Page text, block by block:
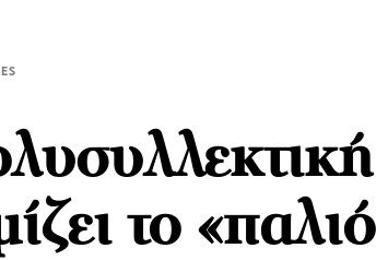
το «παλιό